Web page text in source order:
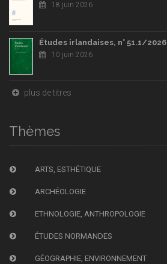
18 juin 2026
Études irlandaises, n° 51.1/2026
10 juin 2026
plus de titres
Thèmes
ARTS, ESTHÉTIQUE
ARCHÉOLOGIE
ETHNOLOGIE, ANTHROPOLOGIE
ÉTUDES NORMANDES
GÉOGRAPHIE, ENVIRONNEMENT